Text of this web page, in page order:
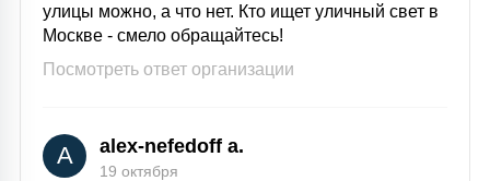
улицы можно, а что нет. Кто ищет уличный свет в
Москве - смело обращайтесь!
Посмотреть ответ организации
A alex-nefedoff a.
19 октября